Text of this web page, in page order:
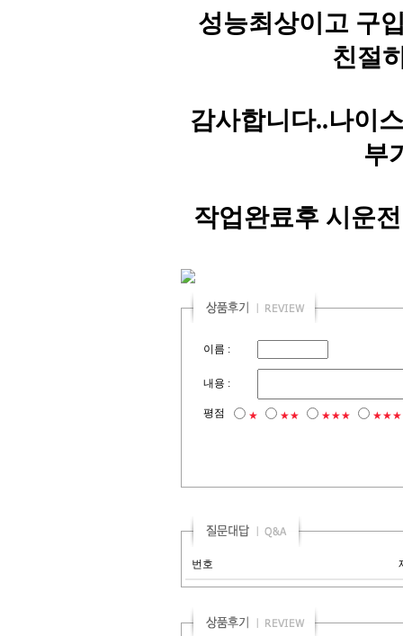
성능최상이고 구
친절
감사합니다..나이
부
작업완료후 시운
이름 :
내용 :
평점 ★ ★★ ★★★
번호